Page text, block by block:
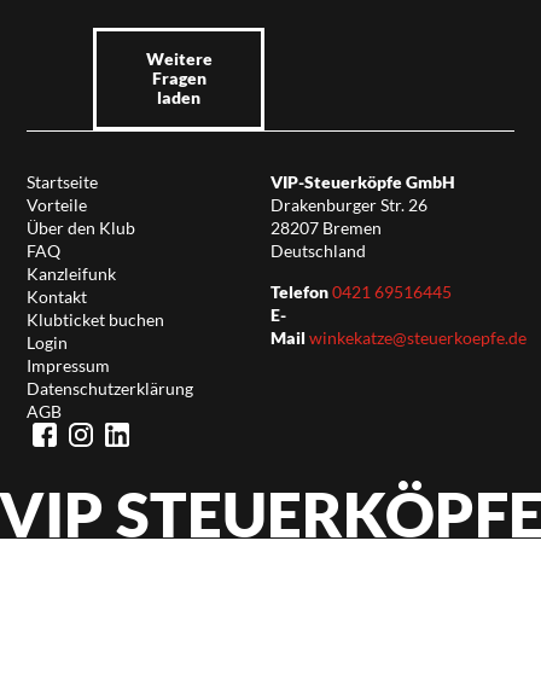
Weitere
Fragen
laden
Startseite
Vorteile
Über den Klub
FAQ
Kanzleifunk
Kontakt
Klubticket buchen
Login
Impressum
Datenschutzerklärung
AGB
VIP-Steuerköpfe GmbH
Drakenburger Str. 26
28207 Bremen
Deutschland
Telefon0421 69516445
E-
Mail winkekatze@steuerkoepfe.de